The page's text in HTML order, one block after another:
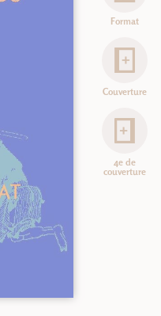
Format
Couverture
4e de
couverture